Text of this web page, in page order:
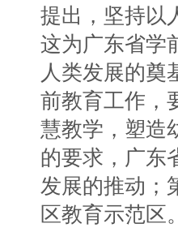
提出，坚持以
这为广东省学
人类发展的奠
前教育工作，
慧教学，塑造
的要求，广东
发展的推动；
区教育示范区